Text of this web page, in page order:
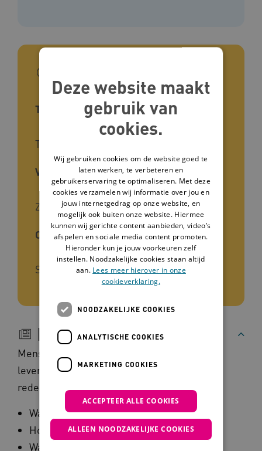
Type tool
Training
Voor wie
Zorgverleners
Ontwikkelaar
Stichting STEM
Beschrijving
Mensen vinden het moeilijk om over het
levenseinde te praten. We zetten een aantal
redenen voor je op een rij, namelijk:
Waar moet je het over hebben?
Hoe doe je dat?
Waarom zou je praten over doodgaan?
Deze website maakt
gebruik van
cookies.
Wij gebruiken cookies om de website goed te
laten werken, te verbeteren en
gebruikerservaring te optimaliseren. Met deze
cookies verzamelen wij informatie over jou en
jouw internetgedrag op onze website, en
mogelijk ook buiten onze website. Hiermee
kunnen wij gerichte content aanbieden, video’s
afspelen en sociale media content promoten.
Hieronder kun je jouw voorkeuren zelf
instellen. Noodzakelijke cookies staan altijd
aan. Lees meer hierover in onze
cookieverklaring.
NOODZAKELIJKE COOKIES
ANALYTISCHE COOKIES
MARKETING COOKIES
ACCEPTEER ALLE COOKIES
ALLEEN NOODZAKELIJKE COOKIES